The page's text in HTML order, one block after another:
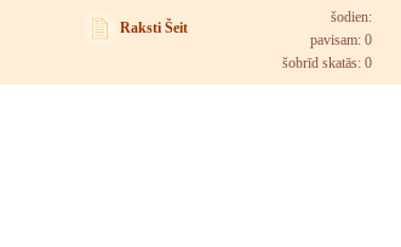
Raksti Šeit
šodien:
pavisam: 0
šobrīd skatās: 0